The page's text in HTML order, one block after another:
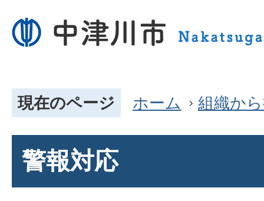
現在のページ ホーム 組織か
警報対応